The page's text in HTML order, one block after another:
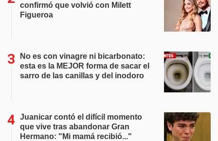
confirmó que volvió con Milett
Figueroa
No es con vinagre ni bicarbonato:
esta es la MEJOR forma de sacar el
sarro de las canillas y del inodoro
Juanicar contó el difícil momento
que vive tras abandonar Gran
Hermano: "Mi mamá recibió..."